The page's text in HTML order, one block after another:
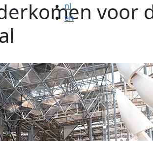
nl
en
voor